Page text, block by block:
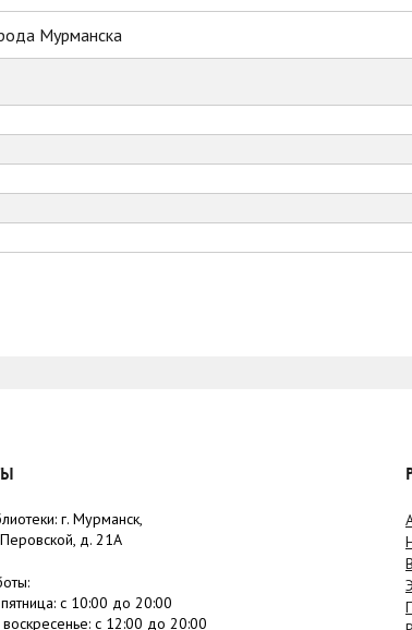
Мурманска
г. Мурманск,
д. 21А
пятница: с 10:00 до 20:00
оскресенье: c 12:00 до 20:00